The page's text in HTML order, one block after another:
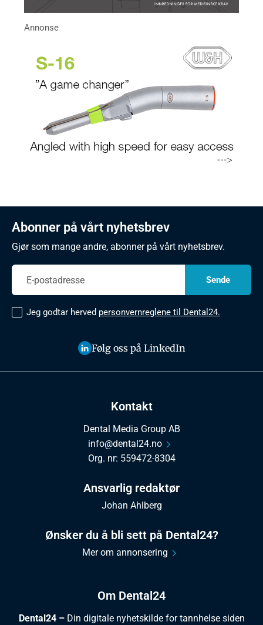
Om Dental24
Dental24 – Din digitale nyhetskilde for tannhelse siden
Kontakt
Dental Media Group AB
info@dental24.no
Org. nr: 559472-8304
Ansvarlig redaktør
Johan Ahlberg
Ønsker du å bli sett på Dental24?
Mer om annonsering
Abonner på vårt nyhetsbrev
Gjør som mange andre, abonner på vårt nyhetsbrev.
Jeg godtar herved personvernreglene til Dental24.
Følg oss på LinkedIn